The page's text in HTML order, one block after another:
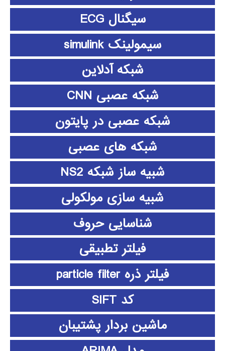
سیگنال ECG
سیمولینک simulink
شبکه آدلاین
شبکه عصبی CNN
شبکه عصبی در پایتون
شبکه های عصبی
شبیه ساز شبکه NS2
شبیه سازی مولکولی
شناسایی حروف
فیلتر تطبیقی
فیلتر ذره particle filter
کد SIFT
ماشین بردار پشتیبان